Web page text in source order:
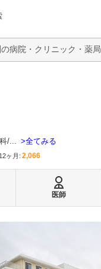
... 全てみる
ヶ月: 2,066
医師